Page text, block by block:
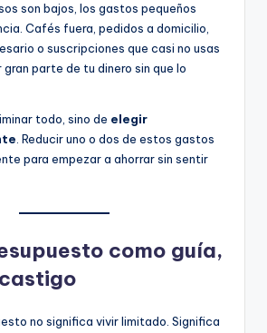
son bajos, los gastos pequeños
Cafés fuera, pedidos a domicilio,
o suscripciones que casi no usas
parte de tu dinero sin que lo
todo, sino de elegir
. Reducir uno o dos de estos gastos
para empezar a ahorrar sin sentir
como guía,
no significa vivir limitado. Significa